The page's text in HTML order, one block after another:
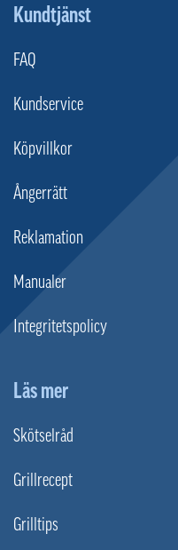
Kundtjänst
FAQ
Kundservice
Köpvillkor
Ångerrätt
Reklamation
Manualer
Integritetspolicy
Läs mer
Skötselråd
Grillrecept
Grilltips